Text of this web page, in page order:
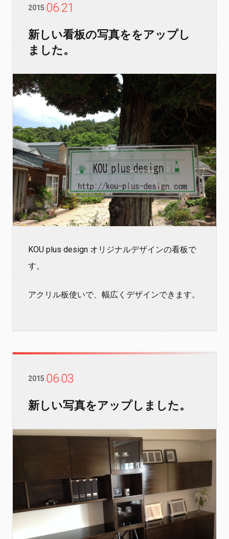
2015 0621
新しい看板の写真ををアップし
ました。
KOU plus design オリジナルデザインの看板で
す。
アクリル板使いで、幅広くデザインできます。
2015 0603
新しい写真をアップしました。